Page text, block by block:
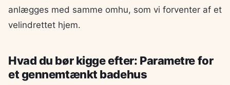
anlægges med samme omhu, som vi forventer af et
velindrettet hjem.
Hvad du bør kigge efter: Parametre for
et gennemtænkt badehus